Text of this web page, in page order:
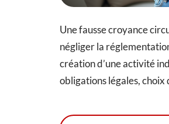
Une fausse croyance
négliger la
création d’une activité
obligations légales,